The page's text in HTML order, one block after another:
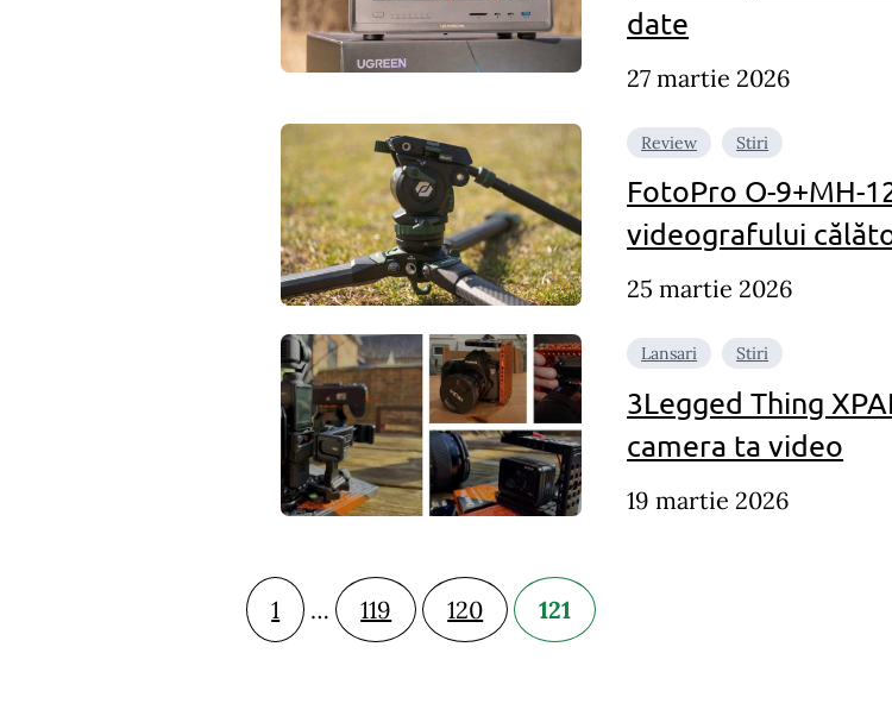
date
27 martie 2026
Review Stiri
FotoPro O-9+MH-
videografului
25 martie 2026
Lansari Stiri
3Legged Thing
camera ta video
19 martie 2026
1 … 119 120 121